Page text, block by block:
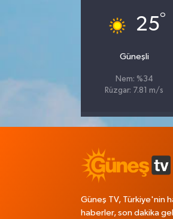
25°
Güneşli
Nem: %34
Rüzgar: 7.81 m/s
Güneş TV, Türkiye'nin
haberler, son dakika